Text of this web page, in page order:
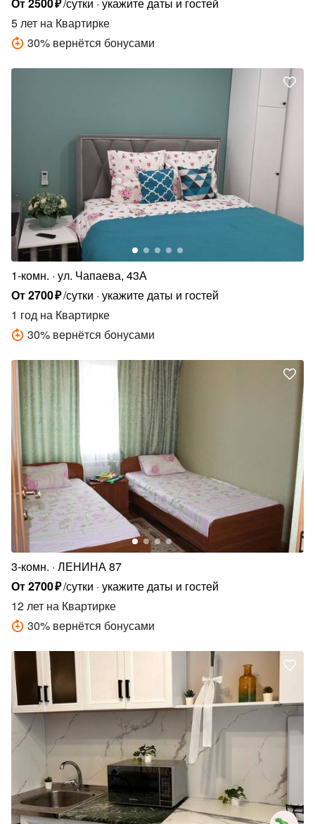
От2500₽/сутки укажите даты и гостей
5 лет на Квартирке
30% вернётся бонусами
1-комн. ул. Чапаева, 43А
От2700₽/сутки укажите даты и гостей
1 год на Квартирке
30% вернётся бонусами
3-комн. ЛЕНИНА 87
От2700₽/сутки укажите даты и гостей
12 лет на Квартирке
30% вернётся бонусами